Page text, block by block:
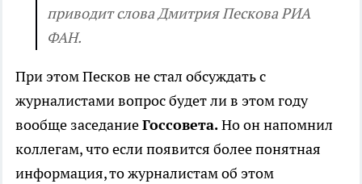
приводит слова Дмитрия Пескова РИА
ФАН.
При этом Песков не стал обсуждать с
журналистами вопрос будет ли в этом году
вообще заседаниеГоссовета.Но он напомнил
коллегам, что если появится более понятная
информация, то журналистам об этом